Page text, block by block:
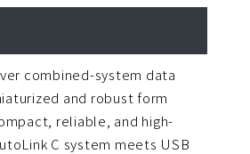
combined-system data
and robust form
reliable, and high-
C system meets USB